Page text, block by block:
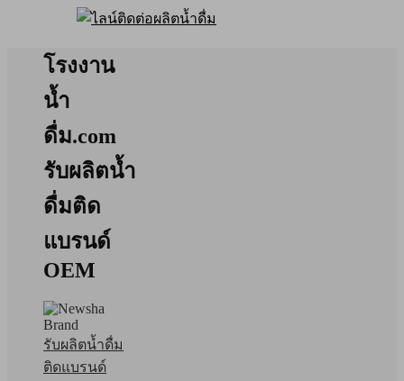
โรงงาน
น้ำ
ดื่ม.com
รับผลิตน้ำ
ดื่มติด
แบรนด์
OEM
รับผลิตน้ำดื่ม
ติดแบรนด์